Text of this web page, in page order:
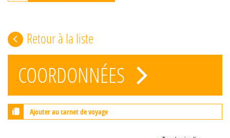
Retour à la liste
COORDONNÉES
Ajouter au carnet de voyage